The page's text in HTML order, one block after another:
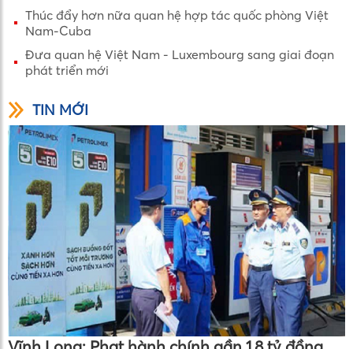
Thúc đẩy hơn nữa quan hệ hợp tác quốc phòng Việt
Nam-Cuba
Đưa quan hệ Việt Nam - Luxembourg sang giai đoạn
phát triển mới
TIN MỚI